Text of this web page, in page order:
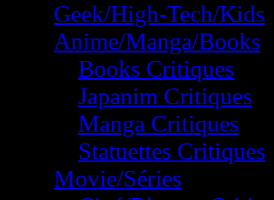
Geek/High-Tech/Kids
Anime/Manga/Books
Books Critiques
Japanim Critiques
Manga Critiques
Statuettes Critiques
Movie/Séries